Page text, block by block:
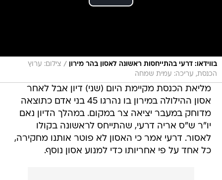
בווידאו: דרעי בהתייחסות ראשונה לאסון בהר מירון / צילום: ערוץ
הכנסת, עריכה: עמית שמחה
מליאת הכנסת מקיימת היום (שני) דיון אבל לאחר
אסון ההילולה במירון בו נהרגו 45 בני אדם כתוצאה
מדוחק במעבר יציאה צר במקום. במהלך הדיון נאם
יו"ר ש"ס אריה דרעי, שהתייחס לראשונה בקולו
לאסור. דרעי אמר כי האסון לא פוטר אותנו מחקירה,
כל אחד על פי אחריותו כדי למנוע אסון נוסף.